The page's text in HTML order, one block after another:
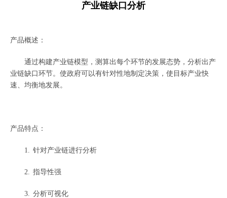
产业链缺口分析
产品概述：
通过构建产业链模型，测算出每个环节的发展态势，分析出产
业链缺口环节。使政府可以有针对性地制定决策，使目标产业快
速、均衡地发展。
产品特点：
1. 针对产业链进行分析
2. 指导性强
3. 分析可视化